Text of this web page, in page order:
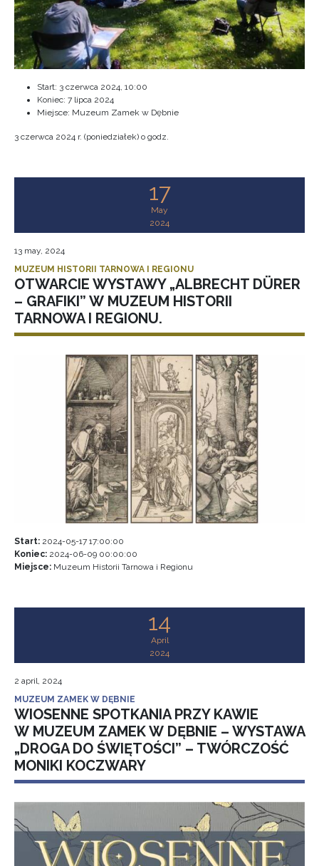
Start: 3 czerwca 2024, 10:00
Koniec: 7 lipca 2024
Miejsce: Muzeum Zamek w Dębnie
3 czerwca 2024 r. (poniedziałek) o godz.
17
May
2024
13 may, 2024
MUZEUM HISTORII TARNOWA I REGIONU
OTWARCIE WYSTAWY „ALBRECHT DÜRER
– GRAFIKI” W MUZEUM HISTORII
TARNOWA I REGIONU.
Start: 2024-05-17 17:00:00
Koniec: 2024-06-09 00:00:00
Miejsce: Muzeum Historii Tarnowa i Regionu
14
April
2024
2 april, 2024
MUZEUM ZAMEK W DĘBNIE
WIOSENNE SPOTKANIA PRZY KAWIE
W MUZEUM ZAMEK W DĘBNIE – WYSTAWA
„DROGA DO ŚWIĘTOŚCI” – TWÓRCZOŚĆ
MONIKI KOCZWARY